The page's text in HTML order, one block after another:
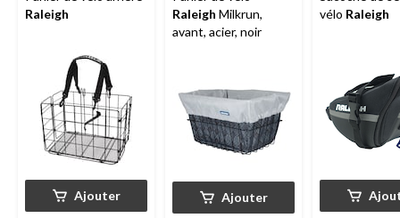
Raleigh
Ajouter
Raleigh Milkrun,
avant, acier, noir
Ajouter
vélo Raleigh